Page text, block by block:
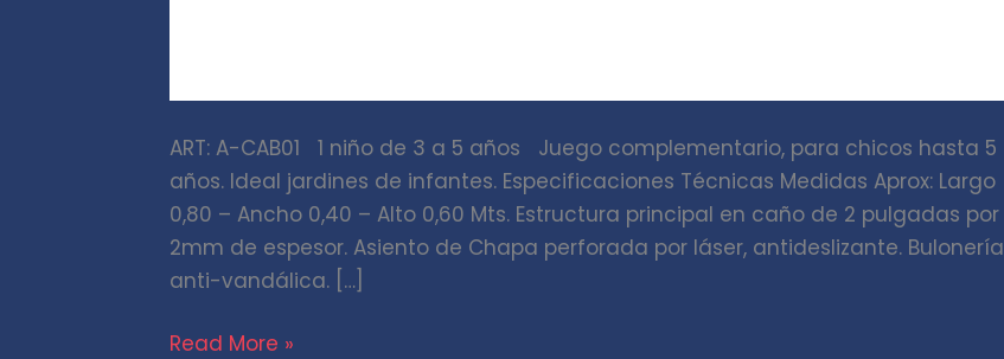
ART: A-CAB01 1 niño de 3 a 5 años Juego complementario, para chicos hasta 5
años. Ideal jardines de infantes. Especificaciones Técnicas Medidas Aprox: Largo
0,80 – Ancho 0,40 – Alto 0,60 Mts. Estructura principal en caño de 2 pulgadas por
2mm de espesor. Asiento de Chapa perforada por láser, antideslizante. Bulonería
anti-vandálica. […]
Read More »